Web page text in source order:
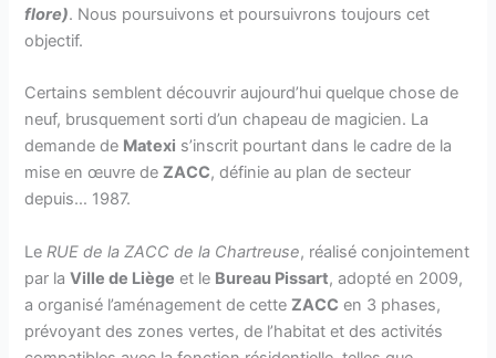
flore). Nous poursuivons et poursuivrons toujours cet
objectif.
Certains semblent découvrir aujourd’hui quelque chose de
neuf, brusquement sorti d’un chapeau de magicien. La
demande de Matexi s’inscrit pourtant dans le cadre de la
mise en œuvre deZACC, définie au plan de secteur
depuis… 1987.
LeRUE de la ZACC de la Chartreuse, réalisé conjointement
par laVille de Liège et le Bureau Pissart, adopté en 2009,
a organisé l’aménagement de cetteZACC en 3 phases,
prévoyant des zones vertes, de l’habitat et des activités